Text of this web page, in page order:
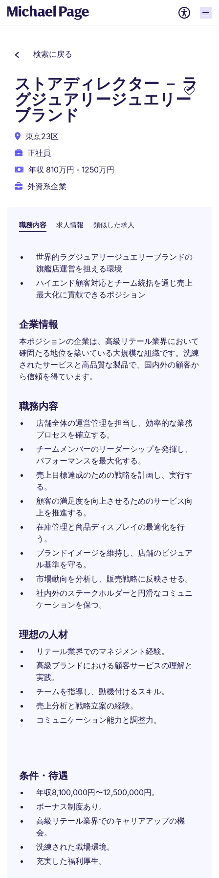
検索に戻る
ストアディレクター － ラ
グジュアリージュエリー
ブランド
東京23区
正社員
年収 810万円 - 1250万円
外資系企業
職務内容 求人情報 類似した求人
世界的ラグジュアリージュエリーブランドの
旗艦店運営を担える環境
ハイエンド顧客対応とチーム統括を通じ売上
最大化に貢献できるポジション
企業情報
本ポジションの企業は、高級リテール業界において
確固たる地位を築いている大規模な組織です。洗練
されたサービスと高品質な製品で、国内外の顧客か
ら信頼を得ています。
職務内容
店舗全体の運営管理を担当し、効率的な業務
プロセスを確立する。
チームメンバーのリーダーシップを発揮し、
パフォーマンスを最大化する。
売上目標達成のための戦略を計画し、実行す
る。
顧客の満足度を向上させるためのサービス向
上を推進する。
在庫管理と商品ディスプレイの最適化を行
う。
ブランドイメージを維持し、店舗のビジュア
ル基準を守る。
市場動向を分析し、販売戦略に反映させる。
社内外のステークホルダーと円滑なコミュニ
ケーションを保つ。
理想の人材
リテール業界でのマネジメント経験。
高級ブランドにおける顧客サービスの理解と
実践。
チームを指導し、動機付けるスキル。
売上分析と戦略立案の経験。
コミュニケーション能力と調整力。
条件・待遇
年収8,100,000円〜12,500,000円。
ボーナス制度あり。
高級リテール業界でのキャリアアップの機
会。
洗練された職場環境。
充実した福利厚生。